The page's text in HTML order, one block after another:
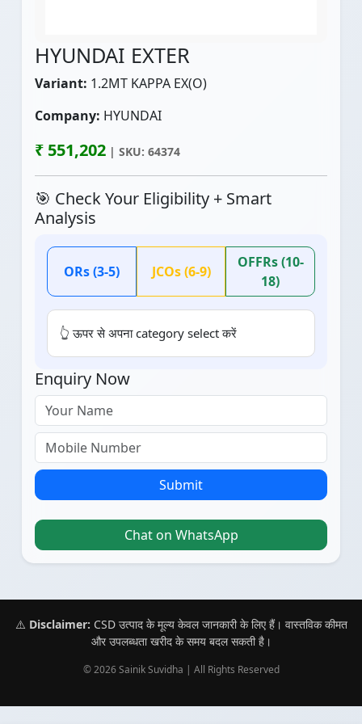
HYUNDAI EXTER
Variant: 1.2MT KAPPA EX(O)
Company: HYUNDAI
₹ 551,202 | SKU: 64374
🎯 Check Your Eligibility + Smart
Analysis
ORs (3-5) JCOs (6-9)
OFFRs (10-
18)
👆 ऊपर से अपना category select करें
Enquiry Now
Submit
Chat on WhatsApp
⚠️ Disclaimer: CSD उत्पाद के मूल्य केवल जानकारी के लिए हैं। वास्तविक कीमत
और उपलब्धता खरीद के समय बदल सकती है।
© 2026 Sainik Suvidha | All Rights Reserved